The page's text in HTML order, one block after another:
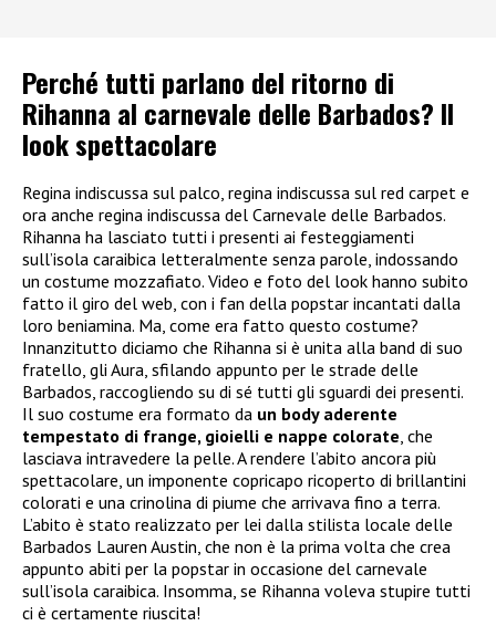
Perché tutti parlano del ritorno di
Rihanna al carnevale delle Barbados? Il
look spettacolare
Regina indiscussa sul palco, regina indiscussa sul red carpet e
ora anche regina indiscussa del Carnevale delle Barbados.
Rihanna ha lasciato tutti i presenti ai festeggiamenti
sull’isola caraibica letteralmente senza parole, indossando
un costume mozzafiato. Video e foto del look hanno subito
fatto il giro del web, con i fan della popstar incantati dalla
loro beniamina. Ma, come era fatto questo costume?
Innanzitutto diciamo che Rihanna si è unita alla band di suo
fratello, gli Aura, sfilando appunto per le strade delle
Barbados, raccogliendo su di sé tutti gli sguardi dei presenti.
Il suo costume era formato da un body aderente
tempestato di frange, gioielli e nappe colorate, che
lasciava intravedere la pelle. A rendere l’abito ancora più
spettacolare, un imponente copricapo ricoperto di brillantini
colorati e una crinolina di piume che arrivava fino a terra.
L’abito è stato realizzato per lei dalla stilista locale delle
Barbados Lauren Austin, che non è la prima volta che crea
appunto abiti per la popstar in occasione del carnevale
sull’isola caraibica. Insomma, se Rihanna voleva stupire tutti
ci è certamente riuscita!